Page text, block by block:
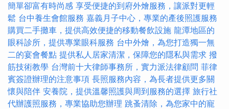
簡單卻富有時尚感 享受便捷的到府外燴服務，讓派對更輕
鬆 台中養生會館服務 嘉義月子中心，專業的產後照護服務
購買二手攤車，提供高效便捷的移動餐飲設施 龍潭地區的
眼科診所，提供專業眼科服務 台中外燴，為您打造獨一無
二的宴會餐點 提供私人居家清潔，保障您的隱私與需求 撥
筋技術教學 台灣前十大律師事務所，實力派法律顧問 菲律
賓簽證辦理的注意事項 長照服務內容，為長者提供更多關
懷與陪伴 安養院，提供溫馨照護與周到服務的選擇 旅行社
代辦護照服務，專業協助您辦理 跳蚤清除，為您家中的寵